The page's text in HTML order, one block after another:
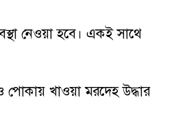
নেওয়া হবে। একই সাথে
খাওয়া মরদেহ উদ্ধার